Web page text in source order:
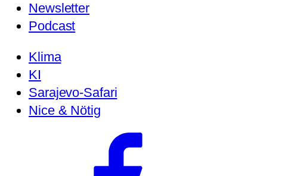
Newsletter
Podcast
Klima
KI
Sarajevo-Safari
Nice & Nötig